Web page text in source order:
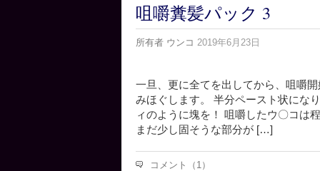
咀嚼糞髪パック 3
所有者 ウンコ 2019年6月23日
一旦、更に全てを出してから、咀嚼
みほぐします。 半分ペースト状にな
ィのように塊を！ 咀嚼したウ〇コは
まだ少し固そうな部分が […]
コメント（1）